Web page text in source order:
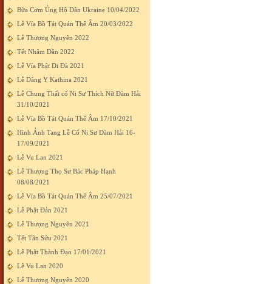
Bữa Cơm Ủng Hộ Dân Ukraine 10/04/2022
Lễ Vía Bồ Tát Quán Thế Âm 20/03/2022
Lễ Thượng Nguyên 2022
Tết Nhâm Dần 2022
Lễ Vía Phật Di Đà 2021
Lễ Dâng Y Kathina 2021
Lễ Chung Thất cố Ni Sư Thích Nữ Đàm Hải
31/10/2021
Lễ Vía Bồ Tát Quán Thế Âm 17/10/2021
Hình Ảnh Tang Lễ Cố Ni Sư Đàm Hải 16-
17/09/2021
Lễ Vu Lan 2021
Lễ Thượng Thọ Sư Bác Pháp Hạnh
08/08/2021
Lễ Vía Bồ Tát Quán Thế Âm 25/07/2021
Lễ Phật Đản 2021
Lễ Thượng Nguyên 2021
Tết Tân Sửu 2021
Lễ Phật Thành Đạo 17/01/2021
Lễ Vu Lan 2020
Lễ Thượng Nguyên 2020